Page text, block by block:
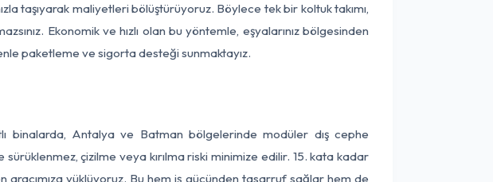
taşıyarak maliyetleri bölüştürüyoruz. Böylece tek bir koltuk takımı,
Ekonomik ve hızlı olan bu yöntemle, eşyalarınız bölgesinden
paketleme ve sigorta desteği sunmaktayız.
binalarda, Antalya ve Batman bölgelerinde modüler dış cephe
çizilme veya kırılma riski minimize edilir. 15. kata kadar
aracımıza yüklüyoruz. Bu hem iş gücünden tasarruf sağlar hem de